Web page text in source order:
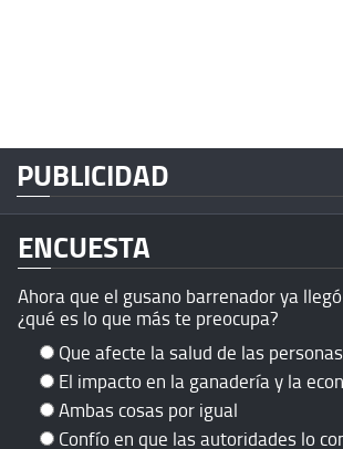
PUBLICIDAD
ENCUESTA
Ahora que el gusano barrenador ya
¿qué es lo que más te preocupa?
Que afecte la salud de las personas
El impacto en la ganadería y la
Ambas cosas por igual
Confío en que las autoridades lo